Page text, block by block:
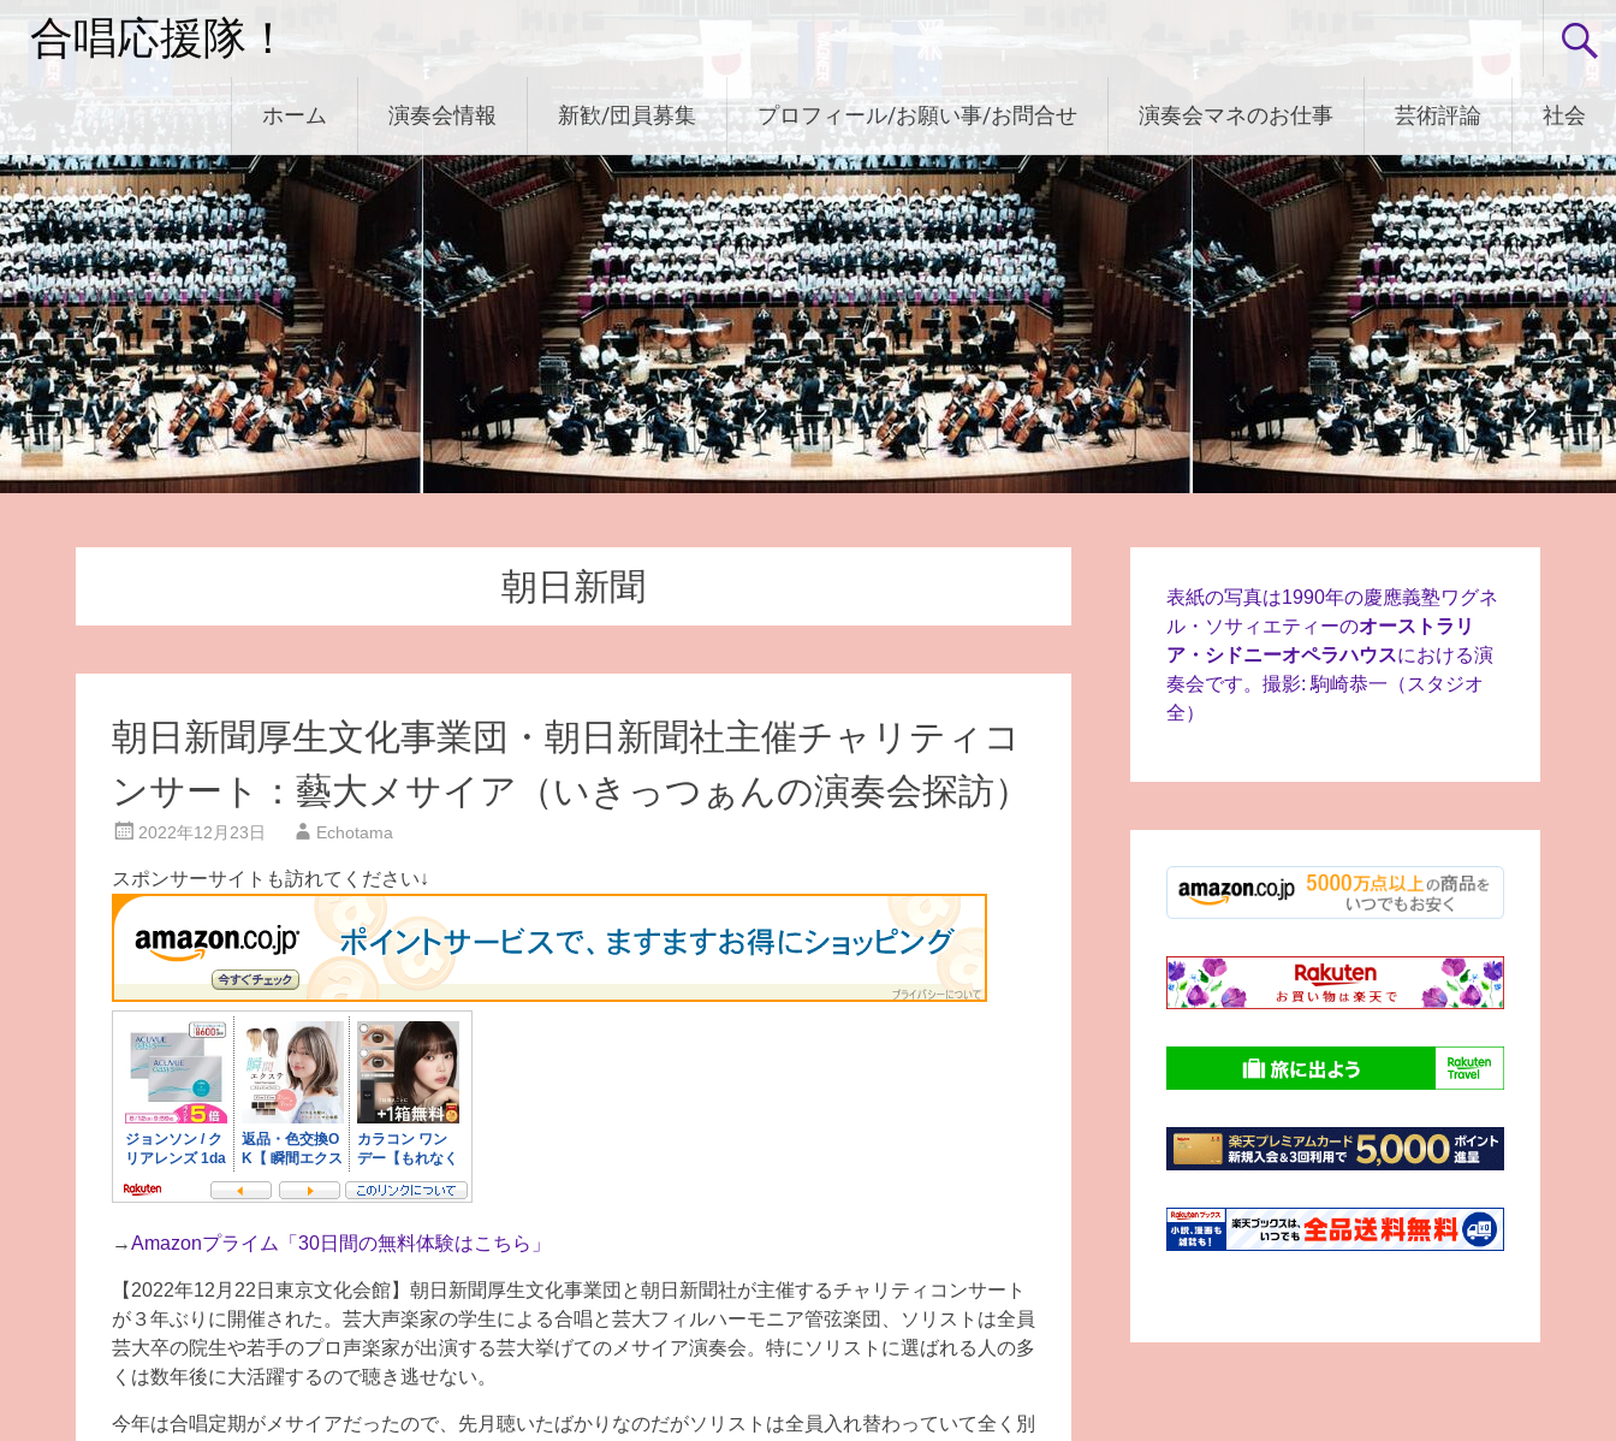
ン
ツ
へ
ス
キ
ッ
プ
合唱応援隊！
ホーム 演奏会情報 新歓/団員募集 プロフィール/お願い事/お問合せ 演奏会マネのお仕事 芸術評論 社会
朝日新聞
朝日新聞厚生文化事業団・朝日新聞社主催チャリティコ
ンサート：藝大メサイア（いきっつぁんの演奏会探訪）
2022年12月23日 Echotama
スポンサーサイトも訪れてください↓
→Amazonプライム「30日間の無料体験はこちら」
【2022年12月22日東京文化会館】朝日新聞厚生文化事業団と朝日新聞社が主催するチャリティコンサート
が３年ぶりに開催された。芸大声楽家の学生による合唱と芸大フィルハーモニア管弦楽団、ソリストは全員
芸大卒の院生や若手のプロ声楽家が出演する芸大挙げてのメサイア演奏会。特にソリストに選ばれる人の多
くは数年後に大活躍するので聴き逃せない。
今年は合唱定期がメサイアだったので、先月聴いたばかりなのだがソリストは全員入れ替わっていて全く別
表紙の写真は1990年の慶應義塾ワグネ
ル・ソサィエティーのオーストラリ
ア・シドニーオペラハウスにおける演
奏会です。撮影: 駒崎恭一（スタジオ
全）